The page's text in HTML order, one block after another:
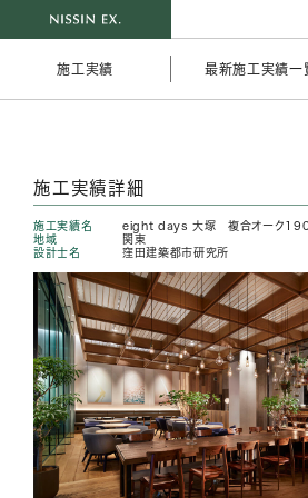
施工実績 最新施工実績一
施工実績詳細
施工実績名
eight days 大塚 複合オーク190
地域
関東
設計士名
窪田建築都市研究所